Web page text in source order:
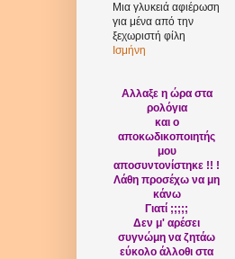
Μια γλυκειά αφιέρωση
για μένα από την
ξεχωριστή φίλη
Ισμήνη
Αλλαξε η ώρα στα
ρολόγια
και ο
αποκωδικοποιητής
μου
αποσυντονίστηκε !! !
Λάθη προσέχω να μη
κάνω
Γιατί ;;;;;
Δεν μ' αρέσει
συγνώμη να ζητάω
εύκολο άλλοθι στα